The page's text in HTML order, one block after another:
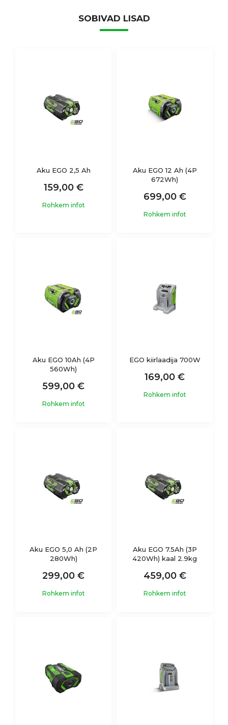
SOBIVAD LISAD
Aku EGO 2,5 Ah
159,00 €
Rohkem infot
Aku EGO 12 Ah (4P
672Wh)
699,00 €
Rohkem infot
Aku EGO 10Ah (4P
560Wh)
599,00 €
Rohkem infot
EGO kiirlaadija 700W
169,00 €
Rohkem infot
Aku EGO 5,0 Ah (2P
280Wh)
299,00 €
Rohkem infot
Aku EGO 7.5Ah (3P
420Wh) kaal 2.9kg
459,00 €
Rohkem infot